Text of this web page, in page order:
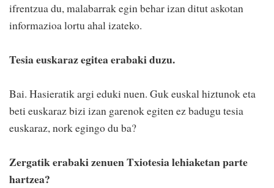
ifrentzua du, malabarrak egin behar izan ditut askotan
informazioa lortu ahal izateko.
Tesia euskaraz egitea erabaki duzu.
Bai. Hasieratik argi eduki nuen. Guk euskal hiztunok eta
beti euskaraz bizi izan garenok egiten ez badugu tesia
euskaraz, nork egingo du ba?
Zergatik erabaki zenuen Txiotesia lehiaketan parte
hartzea?